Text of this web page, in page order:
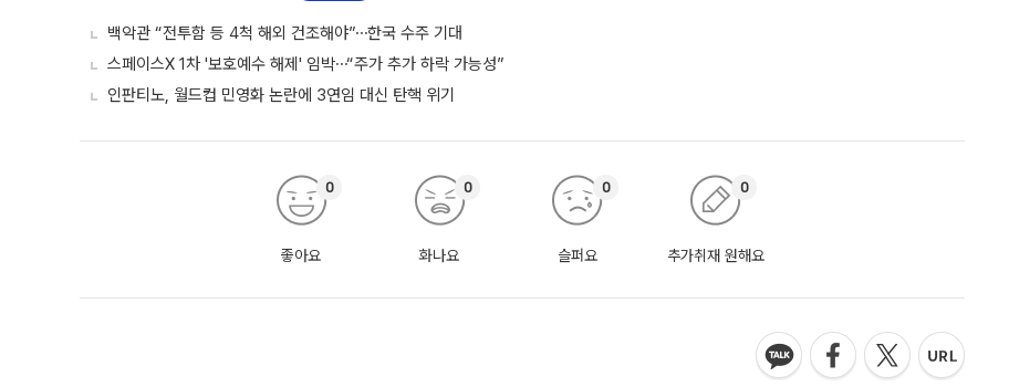
백악관 “전투함 등 4척 해외 건조해야”⋯한국 수주 기대
스페이스X 1차 '보호예수 해제' 임박⋯“주가 추가 하락 가능성”
인판티노, 월드컵 민영화 논란에 3연임 대신 탄핵 위기
좋아요
0
화나요
0
슬퍼요
0
추가취재 원해요
0